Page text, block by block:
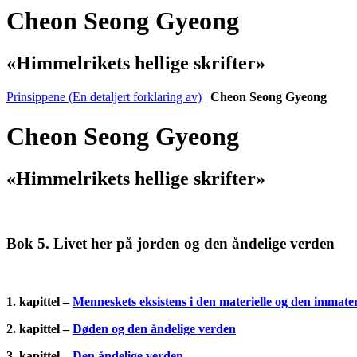
Cheon Seong Gyeong
«Himmelrikets hellige skrifter»
Prinsippene (En detaljert forklaring av) | Cheon Seong Gyeong
Cheon Seong Gyeong
«Himmelrikets hellige skrifter»
Bok 5. Livet her på jorden og den åndelige verden
1. kapittel –Menneskets eksistens i den materielle og den
2. kapittel–Døden og den åndelige verden